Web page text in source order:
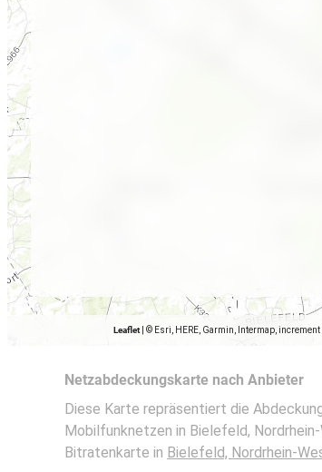
Leaflet © Esri, HERE, Garmin, Intermap, increment
Netzabdeckungskarte nach Anbieter
Diese Karte repräsentiert die
Mobilfunknetzen in Bielefeld,
Bitratenkarte in Bielefeld, Nordrhein-